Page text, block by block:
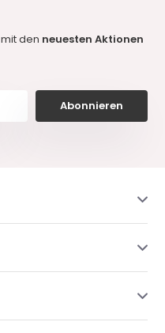
mit den neuesten Aktionen
Abonnieren